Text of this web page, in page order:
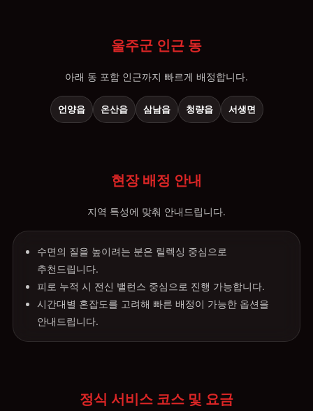
울주군 인근 동
아래 동 포함 인근까지 빠르게 배정합니다.
언양읍 온산읍 삼남읍 청량읍 서생면
현장 배정 안내
지역 특성에 맞춰 안내드립니다.
수면의 질을 높이려는 분은 릴렉싱 중심으로
추천드립니다.
피로 누적 시 전신 밸런스 중심으로 진행 가능합니다.
시간대별 혼잡도를 고려해 빠른 배정이 가능한 옵션을
안내드립니다.
정식 서비스 코스 및 요금